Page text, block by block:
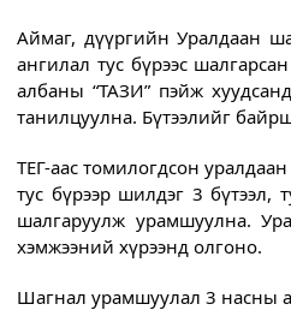
Аймаг, дүүргийн Уралдаан
ангилал тус бүрээс
албаны “ТАЗИ” пэйж
танилцуулна. Бүтээлийг
ТЕГ-аас томилогдсон
тус бүрээр шилдэг 3
шалгаруулж урамшуулна.
хэмжээний хүрээнд олгоно.
Шагнал урамшуулал 3 насны